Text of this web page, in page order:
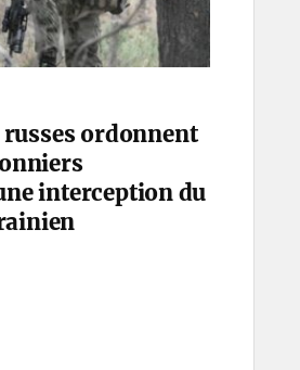
ordonnent
interception du